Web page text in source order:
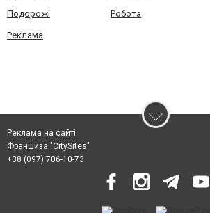
Подорожі Робота
Реклама
Реклама на сайті
Франшиза "CitySites"
+38 (097) 706-10-73